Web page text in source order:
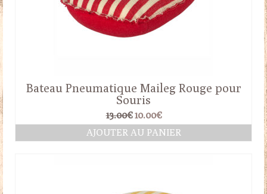
Bateau Pneumatique Maileg Rouge pour
Souris
13.00€ Le
prix
initial
10.00€Le
prix
actuel
AJOUTER AU PANIER